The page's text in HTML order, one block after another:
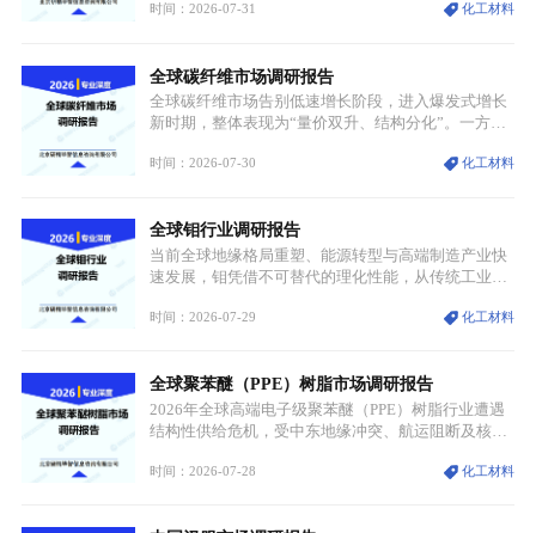
用价值难以被替代。依托理化优势，镍被全球主要经
型为新能源核心战略矿产，全球产业形成“印尼掌控
资源与产能、中国主导消费与技术、工艺向低碳湿法
迭代、再生镍加速补位”的全新格局。
时间：2026-07-31 化工材料
全球碳纤维市场调研报告
全球碳纤维市场告别低速增长阶段，进入爆发式增长
新时期，整体表现为“量价双升、结构分化”。一方面
持续扩张；另一方面产品、需求、应用场景呈现明显
体规模扩张，高附加值领域与规模化工业应用形成两
大独立增长体系。
时间：2026-07-30 化工材料
全球钼行业调研报告
当前全球地缘格局重塑、能源转型与高端制造产业快
速发展，钼凭借不可替代的理化性能，从传统工业金
需格局重构、价值体系重估的新阶段。钼是典型难熔
贯穿传统工业、高端制造、军工、新能源等多个核心
产业，成为现代工业体系中不可或缺的基础材料。
时间：2026-07-29 化工材料
全球聚苯醚（PPE）树脂市场调研报告
2026年全球高端电子级聚苯醚（PPE）树脂行业遭遇
结构性供给危机，受中东地缘冲突、航运阻断及核心
停产，行业长期维持寡头垄断的供应链格局彻底瓦
时间：2026-07-28 化工材料